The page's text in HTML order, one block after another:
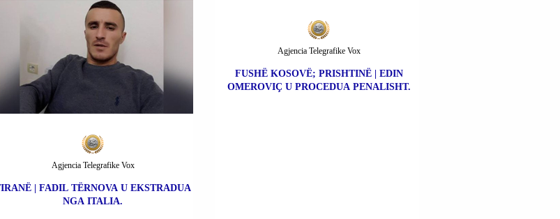
| FADIL TËRNOVA U EKSTRADUA
NGA ITALIA.
Agjencia Telegrafike Vox
FUSHË KOSOVË; PRISHTINË | EDIN
OMEROVIÇ U PROCEDUA PENALISHT.
Agjencia Telegrafike Vox